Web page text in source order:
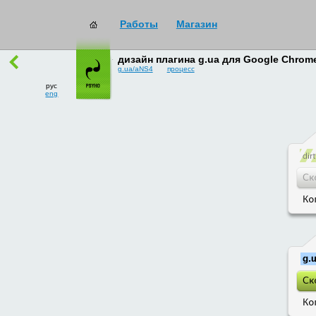
Работы Магазин
рус
eng
дизайн плагина g.ua для Google
g.ua/aNS4 процесс